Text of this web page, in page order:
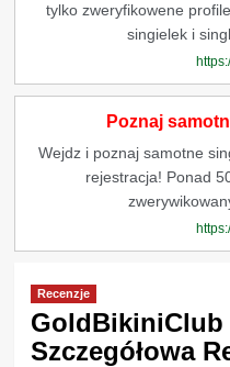
tylko zweryfikowene
singielek i
Poznaj
Wejdz i poznaj samotne
rejestracja! Ponad
Recenzje
GoldBikiniClub
Szczegółowa